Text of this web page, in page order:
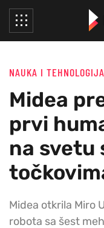
NAUKA I TEHNOLOGIJA
Midea
prvi
na svetu
Midea otkrila Miro
robota sa šest